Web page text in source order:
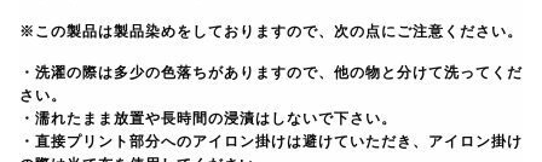
※この製品は製品染めをしておりますので、次の点にご注意ください。
・洗濯の際は多少の色落ちがありますので、他の物と分けて洗ってくだ
さい。
・濡れたまま放置や長時間の浸漬はしないで下さい。
・直接プリント部分へのアイロン掛けは避けていただき、アイロン掛け